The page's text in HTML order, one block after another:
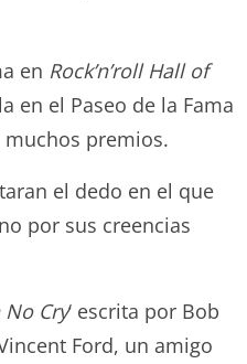
en Rock’n’roll Hall of
en el Paseo de la Fama
premios.
el dedo en el que
por sus creencias
No Cry‘ escrita por Bob
Ford, un amigo